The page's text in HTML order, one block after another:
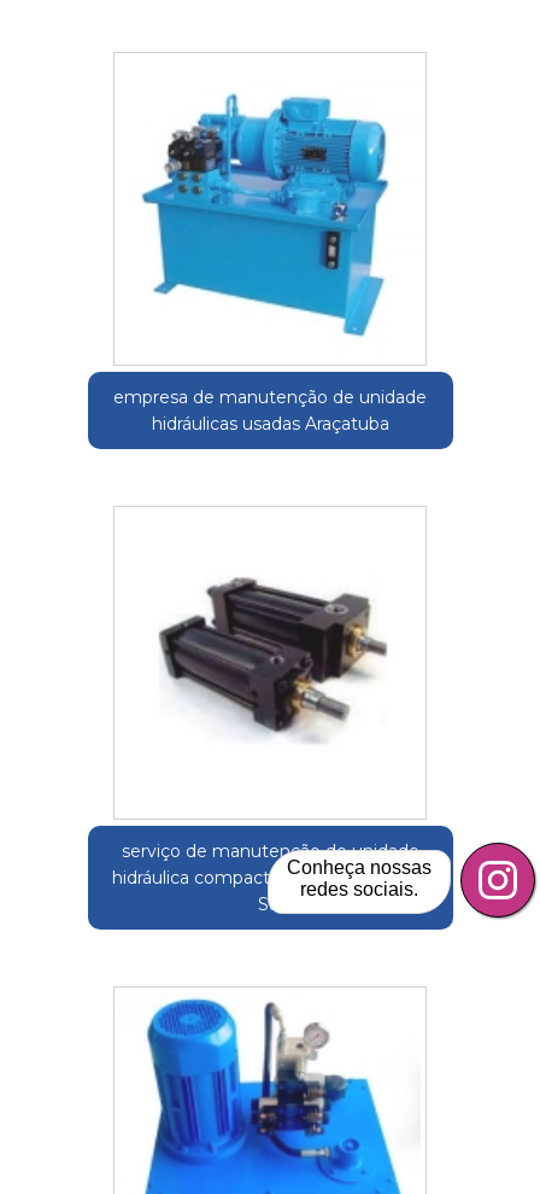
empresa de manutenção de unidade
hidráulicas usadas Araçatuba
serviço de manutenção de unidade
hidráulica compacta Monte Alegre do
Sul
Conheça nossas
redes sociais.